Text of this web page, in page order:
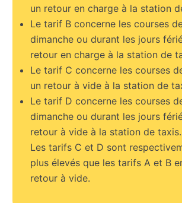
un retour en charge à la station
Le tarif B concerne les courses
dimanche ou durant les jours
retour en charge à la station de
Le tarif C concerne les courses
un retour à vide à la station de
Le tarif D concerne les courses
dimanche ou durant les jours
retour à vide à la station de taxis.
Les tarifs C et D sont
plus élevés que les tarifs A et B
retour à vide.